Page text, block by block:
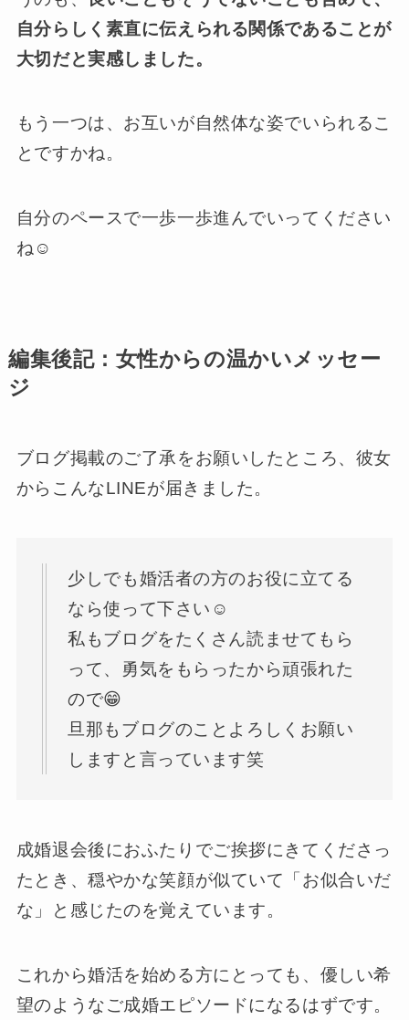
自分らしく素直に伝えられる関係であることが
大切だと実感しました。
もう一つは、お互いが自然体な姿でいられるこ
とですかね。
自分のペースで一歩一歩進んでいってください
ね☺️
編集後記：女性からの温かいメッセー
ジ
ブログ掲載のご了承をお願いしたところ、彼女
からこんなLINEが届きました。
少しでも婚活者の方のお役に立てる
なら使って下さい☺️
私もブログをたくさん読ませてもら
って、勇気をもらったから頑張れた
ので😁
旦那もブログのことよろしくお願い
しますと言っています笑
成婚退会後におふたりでご挨拶にきてくださっ
たとき、穏やかな笑顔が似ていて「お似合いだ
な」と感じたのを覚えています。
これから婚活を始める方にとっても、優しい希
望のようなご成婚エピソードになるはずです。